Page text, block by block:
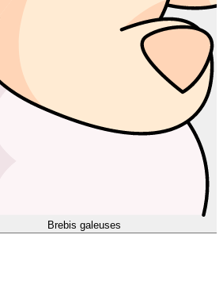
Brebis galeuses